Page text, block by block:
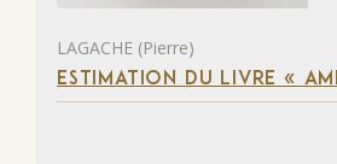
LAGACHE (Pierre)
ESTIMATION DU LIVRE «